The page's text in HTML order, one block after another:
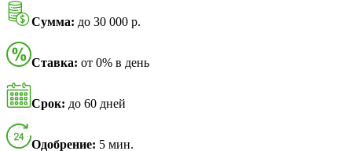
Сумма: до 30 000 р.
Ставка: от 0% в день
Срок: до 60 дней
Одобрение: 5 мин.